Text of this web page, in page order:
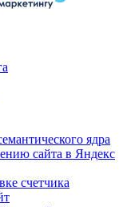
ядра
сайта в Яндекс
счетчика